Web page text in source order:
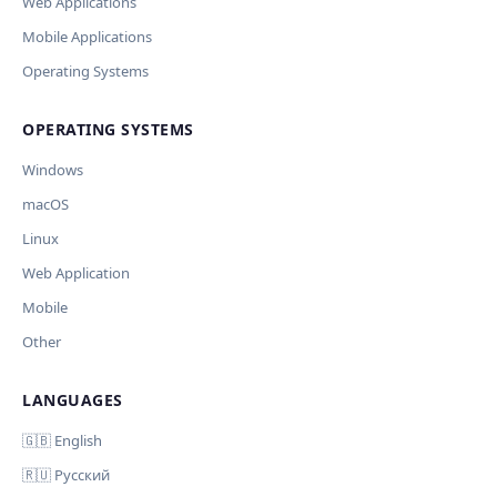
Ключ и модель сохраняются в браузере. Не передаются
Обрабатывать клавиши для платформ
AI заполнит ключи только для выбранных платформ.
Остальные оставит пустыми.
Current data
Mobile Applications
Operating Systems
OPERATING SYSTEMS
Windows
macOS
Linux
Web Application
Mobile
Other
LANGUAGES
🇬🇧 English
🇷🇺 Русский